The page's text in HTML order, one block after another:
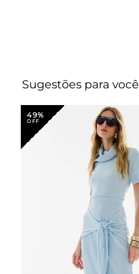
Sugestões para você
49%